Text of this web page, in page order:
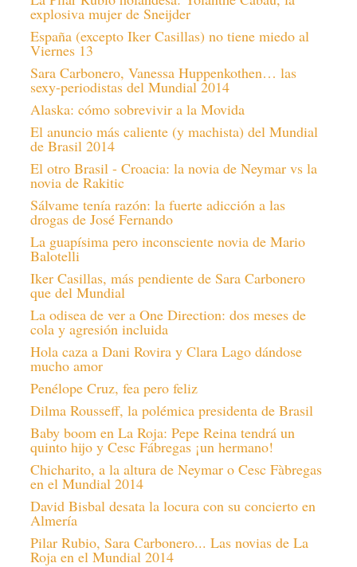
explosiva mujer de Sneijder
España (excepto Iker Casillas) no tiene miedo al
Viernes 13
Sara Carbonero, Vanessa Huppenkothen… las
sexy-periodistas del Mundial 2014
Alaska: cómo sobrevivir a la Movida
El anuncio más caliente (y machista) del Mundial
de Brasil 2014
El otro Brasil - Croacia: la novia de Neymar vs la
novia de Rakitic
Sálvame tenía razón: la fuerte adicción a las
drogas de José Fernando
La guapísima pero inconsciente novia de Mario
Balotelli
Iker Casillas, más pendiente de Sara Carbonero
que del Mundial
La odisea de ver a One Direction: dos meses de
cola y agresión incluida
Hola caza a Dani Rovira y Clara Lago dándose
mucho amor
Penélope Cruz, fea pero feliz
Dilma Rousseff, la polémica presidenta de Brasil
Baby boom en La Roja: Pepe Reina tendrá un
quinto hijo y Cesc Fábregas ¡un hermano!
Chicharito, a la altura de Neymar o Cesc Fàbregas
en el Mundial 2014
David Bisbal desata la locura con su concierto en
Almería
Pilar Rubio, Sara Carbonero... Las novias de La
Roja en el Mundial 2014